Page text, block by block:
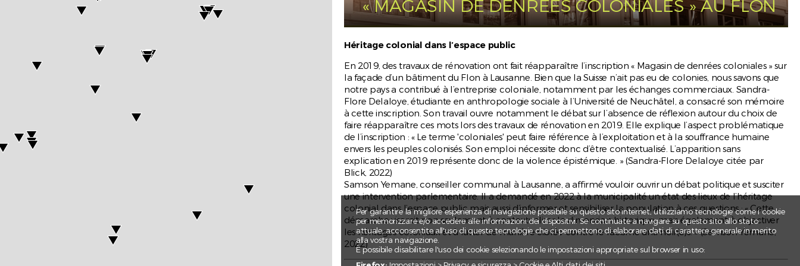
Carl Vogt
La science au service de la théorie de «
races »
Carl Vogt (1817-1895), naturaliste, médecin
et homme politique genevois, dont le
buste trônait devant le bâtiment des
Bastions de ...
Ti odio perché ami
Omofobia nello spazio pubblico?
« MAGASIN DE DENRÉES COLONIALES » AU FLON
Héritage colonial dans l’espace public
En 2019, des travaux de rénovation ont fait réapparaître l’inscription « Magasin de denrées coloniales » sur
la façade d’un bâtiment du Flon à Lausanne. Bien que la Suisse n’ait pas eu de colonies, nous savons que
notre pays a contribué à l’entreprise coloniale, notamment par les échanges commerciaux. Sandra-
Flore Delaloye, étudiante en anthropologie sociale à l’Université de Neuchâtel, a consacré son mémoire
à cette inscription. Son travail ouvre notamment le débat sur l’absence de réflexion autour du choix de
faire réapparaître ces mots lors des travaux de rénovation en 2019. Elle explique l’aspect problématique
de l’inscription : « Le terme 'coloniales' peut faire référence à l’exploitation et à la souffrance humaine
envers les peuples colonisés. Son emploi nécessite donc d’être contextualisé. L’apparition sans
explication en 2019 représente donc de la violence épistémique. » (Sandra-Flore Delaloye citée par
Blick, 2022)
Samson Yemane, conseiller communal à Lausanne, a affirmé vouloir ouvrir un débat politique et susciter
une intervention parlementaire. Il a demandé en 2022 à la municipalité un état des lieux de l’héritage
colonial dans l’espace public mais aussi d’informer et sensibiliser la population à ces questions : « Cette
démarche viserait non seulement à contextualiser la dimension historique, mais également à objectiver
les héritages coloniaux et à lutter de manière ciblée contre le racisme anti-noir(e)s. » (Samson Yemane,
2022)
Per garantire la migliore esperienza di navigazione possibile su questo sito internet, utilizziamo tecnologie come i cookie
per memorizzare e/o accedere alle informazioni dei dispositivi. Se continuate a navigare su questo sito allo stato
attuale, acconsentite all'uso di queste tecnologie che ci permettono di elaborare dati di carattere generale in merito
alla vostra navigazione.
È possibile disabilitare l'uso dei cookie selezionando le impostazioni appropriate sul browser in uso: